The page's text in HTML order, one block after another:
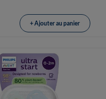
+ Ajouter au panier